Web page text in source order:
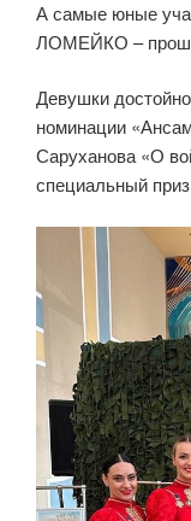
А самые юные
ЛОМЕЙКО –
Девушки
номинации
Саруханова «О
специальный